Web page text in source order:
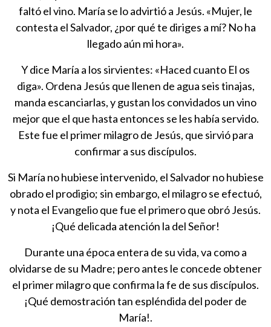
faltó el vino. María se lo advirtió a Jesús. «Mujer, le
contesta el Salvador, ¿por qué te diriges a mí? No ha
llegado aún mi hora».
Y dice María a los sirvientes: «Haced cuanto El os
diga». Ordena Jesús que llenen de agua seis tinajas,
manda escanciarlas, y gustan los convidados un vino
mejor que el que hasta entonces se les había servido.
Este fue el primer milagro de Jesús, que sirvió para
confirmar a sus discípulos.
Si María no hubiese intervenido, el Salvador no hubiese
obrado el prodigio; sin embargo, el milagro se efectuó,
y nota el Evangelio que fue el primero que obró Jesús.
¡Qué delicada atención la del Señor!
Durante una época entera de su vida, va como a
olvidarse de su Madre; pero antes le concede obtener
el primer milagro que confirma la fe de sus discípulos.
¡Qué demostración tan espléndida del poder de
María!.